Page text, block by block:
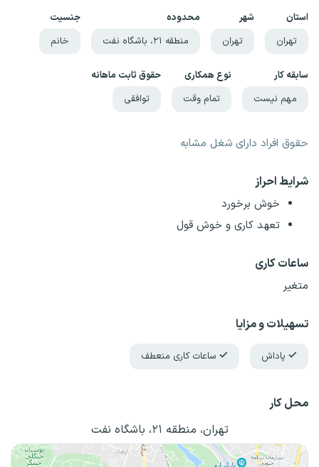
استان
تهران
شهر
تهران
محدوده
منطقه ۲۱، باشگاه نفت
جنسیت
خانم
سابقه کار
مهم نیست
نوع همکاری
تمام وقت
حقوق ثابت ماهانه
توافقی
حقوق افراد دارای شغل مشابه
شرایط احراز
خوش برخورد
تعهد کاری و خوش قول
ساعات کاری
متغیر
تسهیلات و مزایا
پاداش ساعات کاری منعطف
محل کار
تهران، منطقه ۲۱، باشگاه نفت